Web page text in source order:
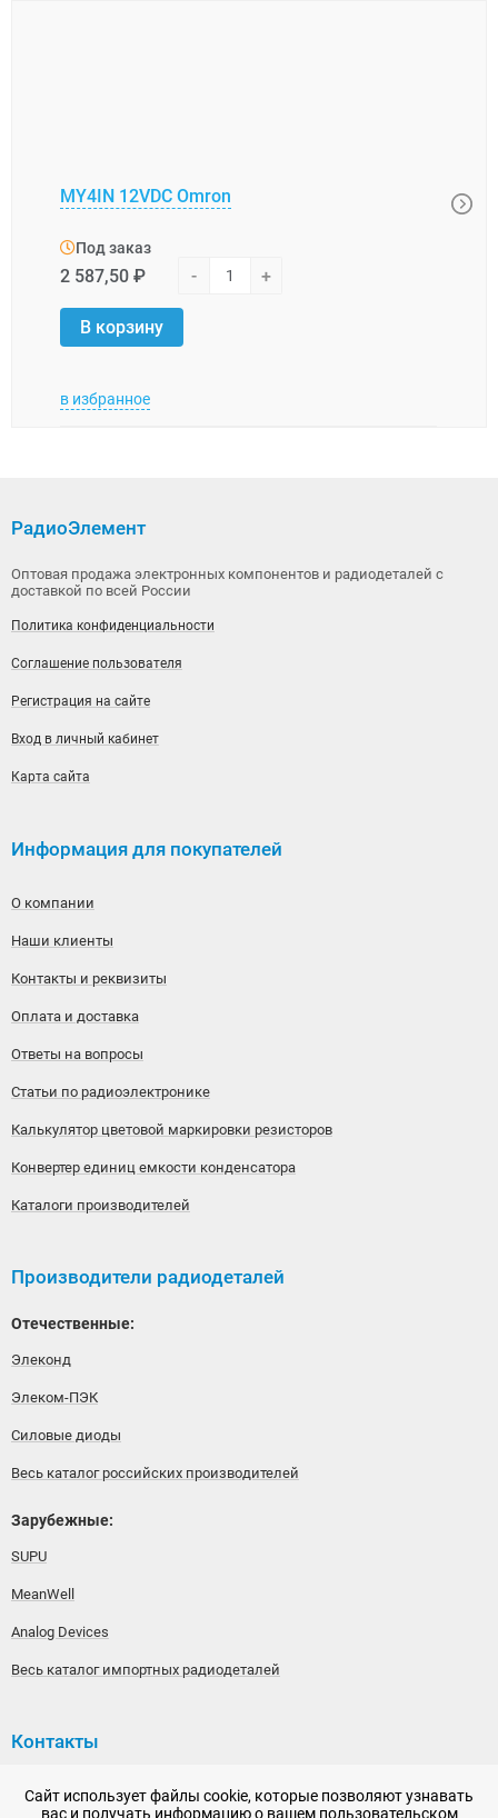
MY4IN 12VDC Omron
Под заказ
2 587,50 ₽ - +
В корзину
в избранное
РадиоЭлемент
Оптовая продажа электронных компонентов и радиодеталей с
доставкой по всей России
Политика конфиденциальности
Соглашение пользователя
Регистрация на сайте
Вход в личный кабинет
Карта сайта
Информация для покупателей
О компании
Наши клиенты
Контакты и реквизиты
Оплата и доставка
Ответы на вопросы
Статьи по радиоэлектронике
Калькулятор цветовой маркировки резисторов
Конвертер единиц емкости конденсатора
Каталоги производителей
Производители радиодеталей
Отечественные:
Элеконд
Элеком-ПЭК
Силовые диоды
Весь каталог российских производителей
Зарубежные:
SUPU
MeanWell
Analog Devices
Весь каталог импортных радиодеталей
Контакты
192148, г. Санкт-Петербург, Железнодорожный проспект,
дом 36
Сайт использует файлы cookie, которые позволяют узнавать
вас и получать информацию о вашем пользовательском